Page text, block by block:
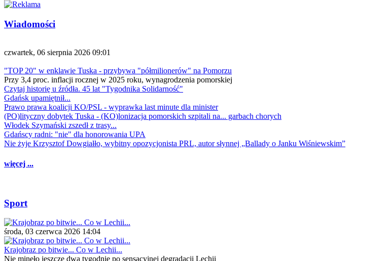
Wiadomości
czwartek, 06 sierpnia 2026 09:01
"TOP 20" w enklawie Tuska - przybywa "półmilionerów" na Pomorzu
Przy 3,4 proc. inflacji rocznej w 2025 roku, wynagrodzenia pomorskiej
Czytaj historię u źródła. 45 lat "Tygodnika Solidarność"
Gdańsk upamiętnił...
Prawo prawa koalicji KO/PSL - wyprawka last minute dla minister
(PO)lityczny dobytek Tuska - (KO)lonizacja pomorskich szpitali na... garbach chorych
Włodek Szymański zszedł z trasy...
Gdańscy radni: "nie" dla honorowania UPA
Nie żyje Krzysztof Dowgiałło, wybitny opozycjonista PRL, autor słynnej „Ballady o Janku Wiśniewskim”
więcej ...
Sport
środa, 03 czerwca 2026 14:04
Krajobraz po bitwie... Co w Lechii...
Nie minęło jeszcze dwa tygodnie po sensacyjnej degradacji Lechii